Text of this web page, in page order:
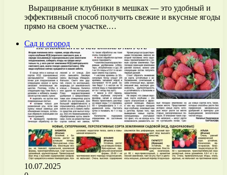
Выращивание клубники в мешках — это удобный и
эффективный способ получить свежие и вкусные ягоды
прямо на своем участке.…
Сад и огород
10.07.2025